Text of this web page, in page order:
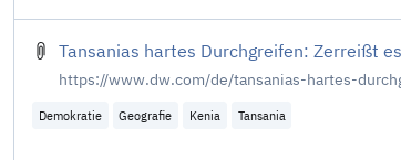
Tansanias hartes Durchgreifen: Zerreißt
https://www.dw.com/de/tansanias-hartes-
Demokratie Geografie Kenia Tansania